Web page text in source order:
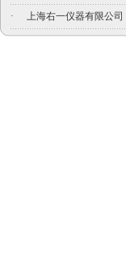
· 上海右一仪器有限公司